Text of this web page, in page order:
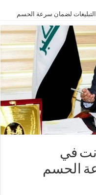
التبليغات لضمان سرعة الحسم
في
الحسم